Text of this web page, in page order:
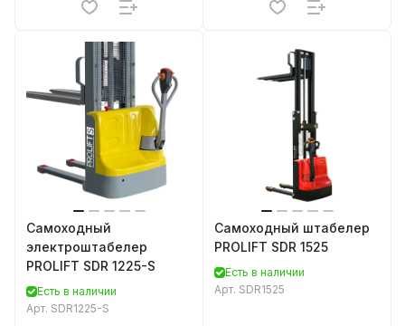
Самоходный
электроштабелер
PROLIFT SDR 1225-S
Есть в наличии
Арт. SDR1225-S
Самоходный штабелер
PROLIFT SDR 1525
Есть в наличии
Арт. SDR1525